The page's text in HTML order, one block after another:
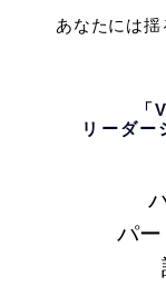
あなたには揺
「
リーダー
やリーダーか
れた、実体験
•（年1回）選
ーシップに関
パー